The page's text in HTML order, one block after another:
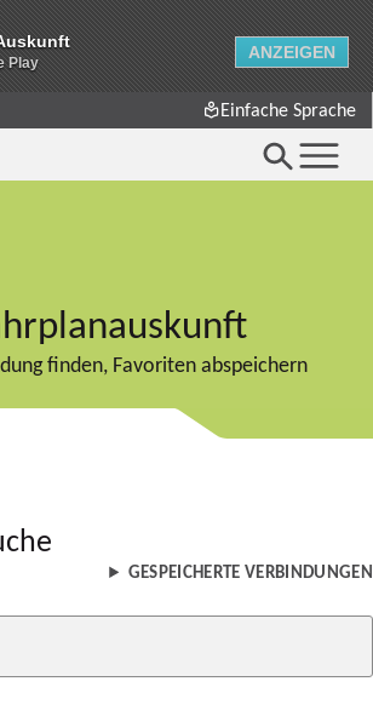
Einfache Sprache
finden, Favoriten abspeichern
GESPEICHERTE VERBINDUNGEN
Play
ANZEIGEN
Play
ANZEIGEN